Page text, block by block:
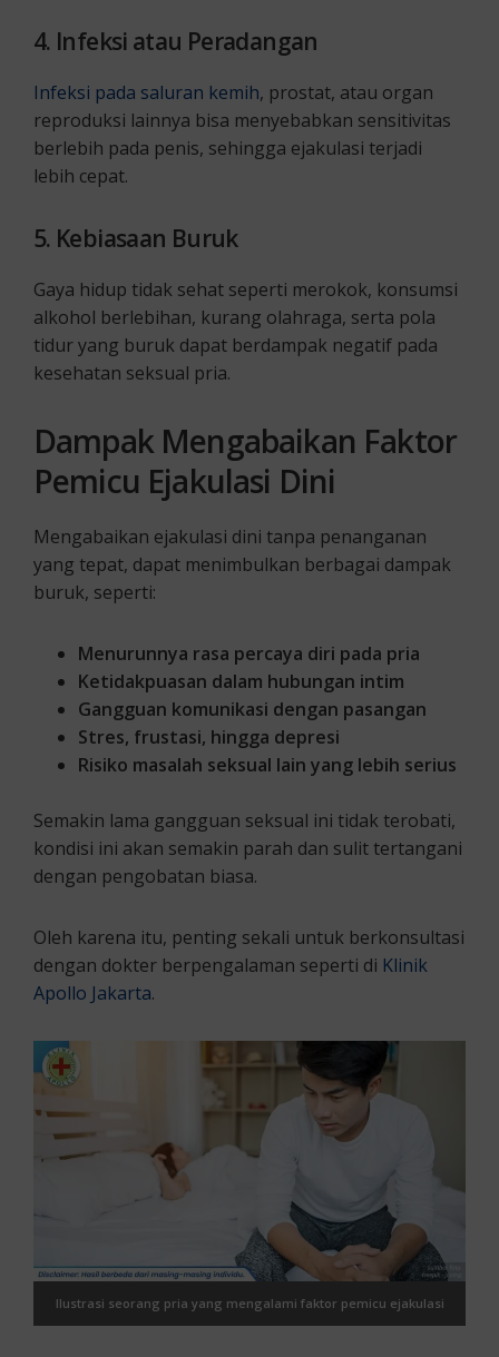
4. Infeksi atau Peradangan
Infeksi pada saluran kemih, prostat, atau organ
reproduksi lainnya bisa menyebabkan sensitivitas
berlebih pada penis, sehingga ejakulasi terjadi
lebih cepat.
5. Kebiasaan Buruk
Gaya hidup tidak sehat seperti merokok, konsumsi
alkohol berlebihan, kurang olahraga, serta pola
tidur yang buruk dapat berdampak negatif pada
kesehatan seksual pria.
Dampak Mengabaikan Faktor
Pemicu Ejakulasi Dini
Mengabaikan ejakulasi dini tanpa penanganan
yang tepat, dapat menimbulkan berbagai dampak
buruk, seperti:
Menurunnya rasa percaya diri pada pria
Ketidakpuasan dalam hubungan intim
Gangguan komunikasi dengan pasangan
Stres, frustasi, hingga depresi
Risiko masalah seksual lain yang lebih serius
Semakin lama gangguan seksual ini tidak terobati,
kondisi ini akan semakin parah dan sulit tertangani
dengan pengobatan biasa.
Oleh karena itu, penting sekali untuk berkonsultasi
dengan dokter berpengalaman seperti di Klinik
Apollo Jakarta.
Ilustrasi seorang pria yang mengalami faktor pemicu ejakulasi